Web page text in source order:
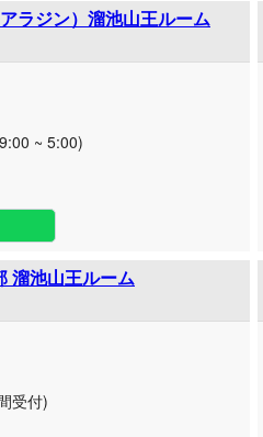
ラジン）溜池山王ルーム
~ 5:00)
恵比寿コマダム倶楽部 溜池山王ルーム
受付)